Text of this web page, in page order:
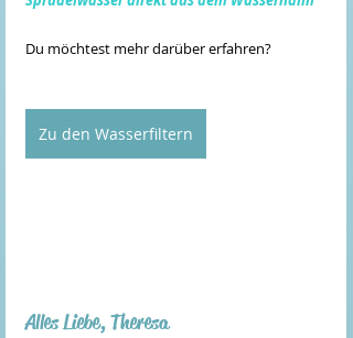
Du möchtest mehr darüber erfahren?
Zu den Wasserfiltern
Alles Liebe, Theresa